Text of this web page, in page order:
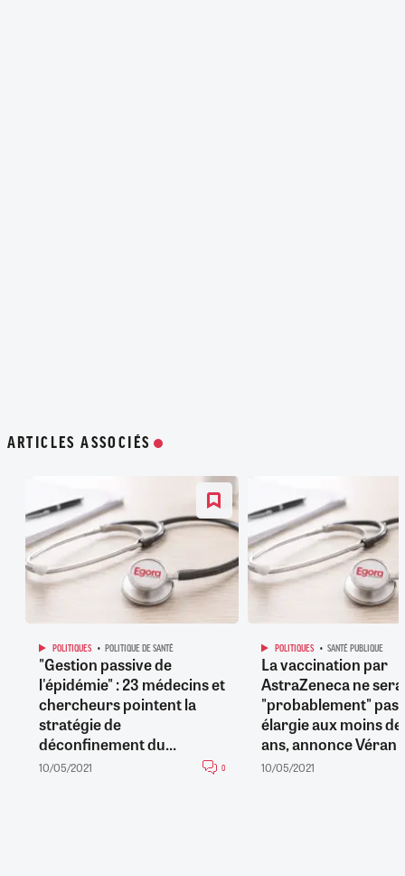
ARTICLES ASSOCIÉS
POLITIQUES POLITIQUE DE SANTÉ
"Gestion passive de
l'épidémie" : 23 médecins et
chercheurs pointent la
stratégie de
déconfinement du...
10/05/2021 0
POLITIQUES SANTÉ PUBLIQUE
La vaccination par
AstraZeneca ne sera
"probablement" pas
élargie aux moins
ans, annonce Véran
10/05/2021